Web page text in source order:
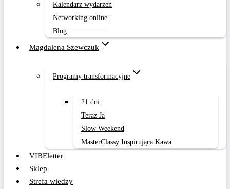
Kalendarz wydarzeń
Networking online
Blog
Magdalena Szewczuk
Programy transformacyjne
21 dni
Teraz Ja
Slow Weekend
MasterClassy Inspirująca Kawa
VIBEletter
Sklep
Strefa wiedzy